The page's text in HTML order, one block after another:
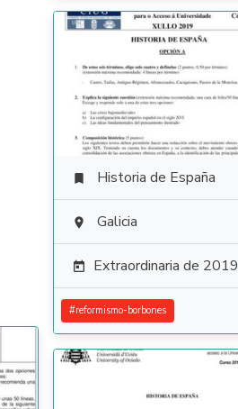
 Historia de España
 Galicia
 Extraordinaria de 2019
#reformismo-borbones